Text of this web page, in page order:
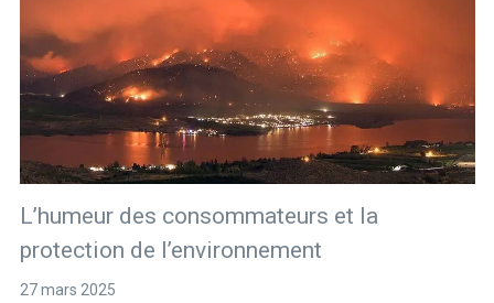
L’humeur des consommateurs et la
protection de l’environnement
27 mars 2025